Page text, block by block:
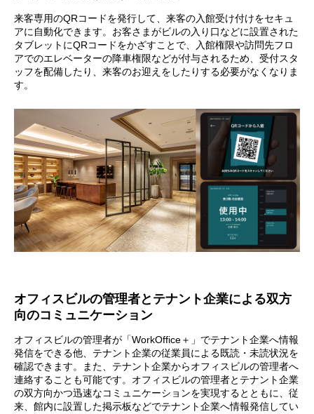
来客専用のQRコードを発行して、来客の入館受け付けをセキュ
アに自動化できます。お客さまがビルの入り口などに設置された
タブレットにQRコードをかざすことで、入館権限や訪問先フロ
アでのエレベーターの降車権限などが付与されるため、受付スタ
ッフを配備したり、来客のお迎えをしたりする必要がなくなりま
す。
オフィスビルの管理者とテナント企業による双方
向のコミュニケーション
オフィスビルの管理者が「WorkOffice＋」でテナント企業へ情報
発信をできる他、テナント企業の従業員による既読・未読状況を
確認できます。また、テナント企業からオフィスビルの管理者へ
連絡することも可能です。オフィスビルの管理者とテナント企業
の双方向かつ迅速なコミュニケーションを実現するとともに、従
来、館内に設置した掲示板などでテナント企業へ情報発信してい